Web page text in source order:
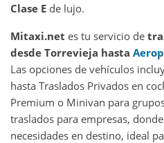
Clase E de lujo.
Mitaxi.net es tu servicio de
desde Torrevieja hasta
Las opciones de vehículos
hasta Traslados Privados en
Premium o Minivan para
traslados para empresas,
necesidades en destino, ideal